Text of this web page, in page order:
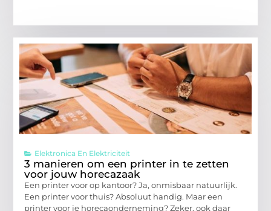
Elektronica En Elektriciteit
3 manieren om een printer in te zetten
voor jouw horecazaak
Een printer voor op kantoor? Ja, onmisbaar natuurlijk.
Een printer voor thuis? Absoluut handig. Maar een
printer voor je horecaonderneming? Zeker, ook daar